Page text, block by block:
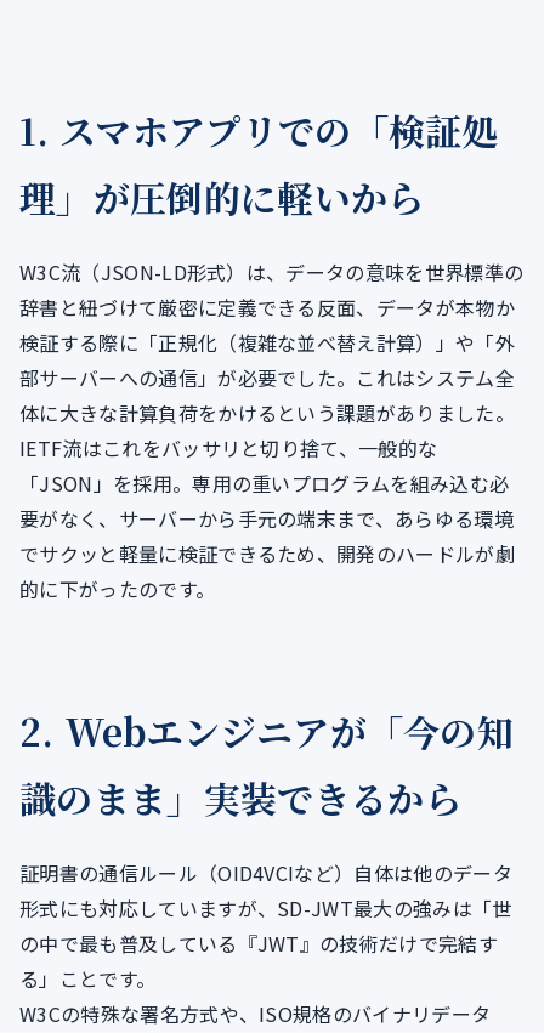
1. スマホアプリでの「検証処
理」が圧倒的に軽いから
W3C流（JSON-LD形式）は、データの意味を世界標準の
辞書と紐づけて厳密に定義できる反面、データが本物か
検証する際に「正規化（複雑な並べ替え計算）」や「外
部サーバーへの通信」が必要でした。これはシステム全
体に大きな計算負荷をかけるという課題がありました。
IETF流はこれをバッサリと切り捨て、一般的な
「JSON」を採用。専用の重いプログラムを組み込む必
要がなく、サーバーから手元の端末まで、あらゆる環境
でサクッと軽量に検証できるため、開発のハードルが劇
的に下がったのです。
2. Webエンジニアが「今の知
識のまま」実装できるから
証明書の通信ルール（OID4VCIなど）自体は他のデータ
形式にも対応していますが、SD-JWT最大の強みは「世
の中で最も普及している『JWT』の技術だけで完結す
る」ことです。
W3Cの特殊な署名方式や、ISO規格のバイナリデータ